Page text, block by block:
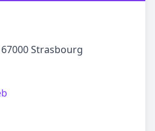
Strasbourg